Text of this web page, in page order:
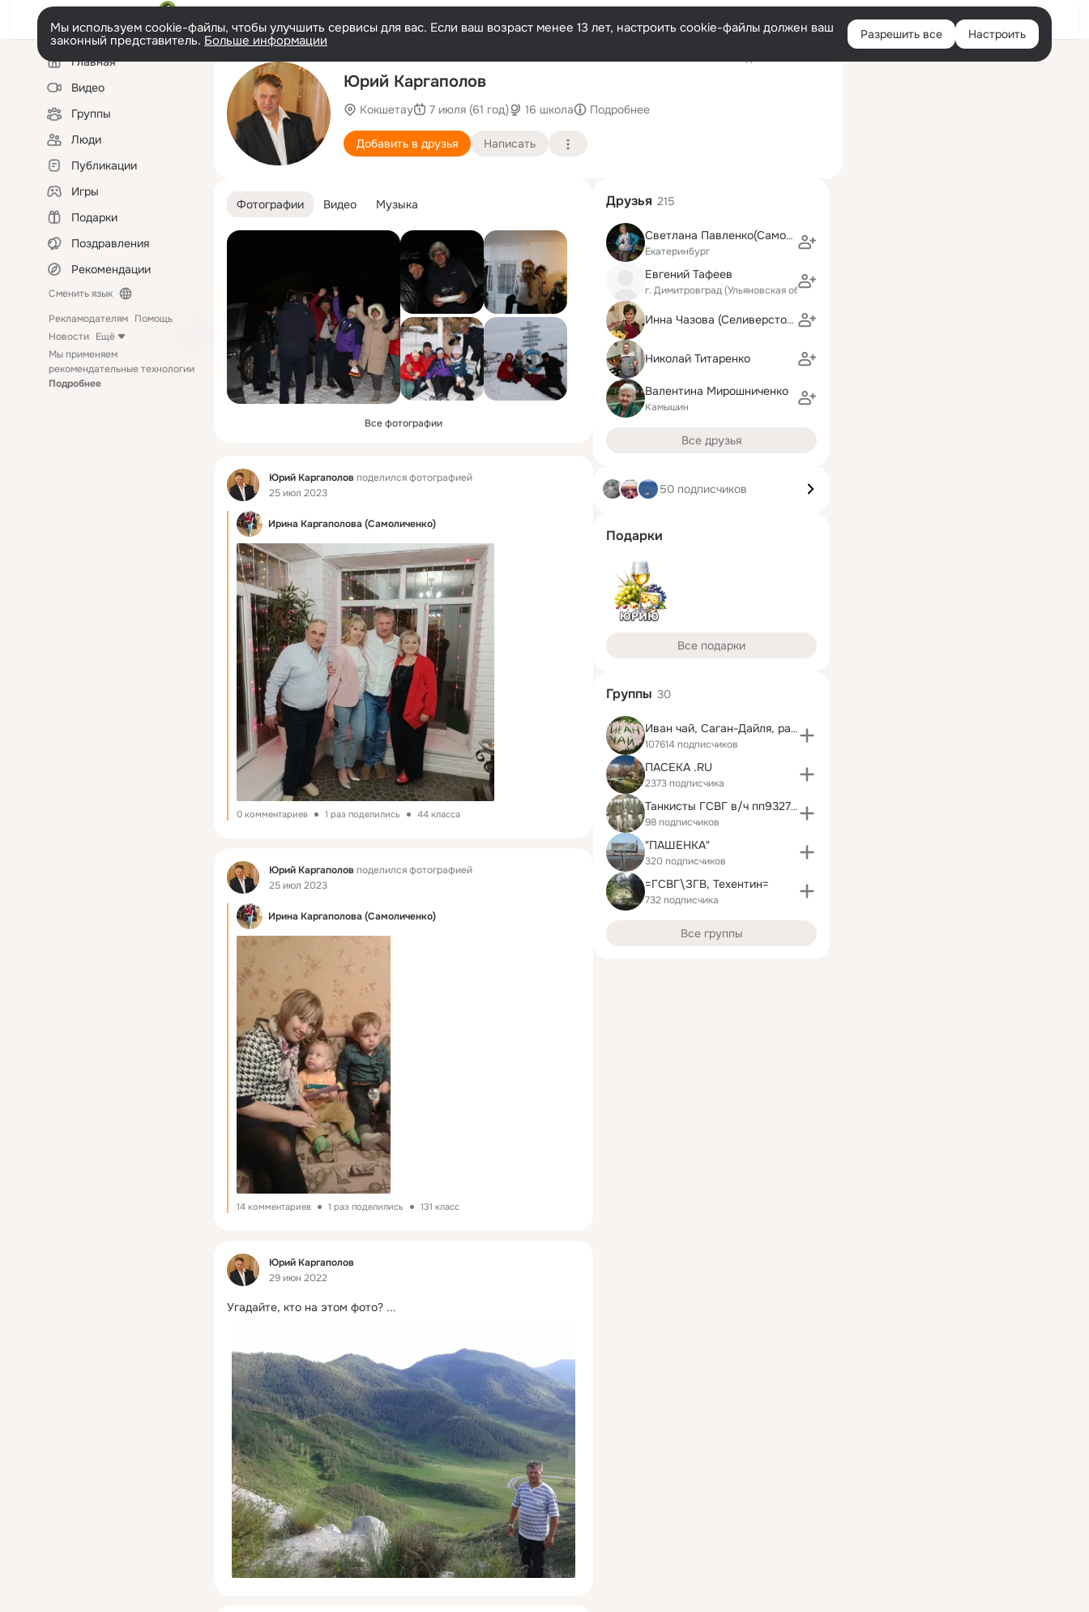
Войти
Мы используем cookie-файлы, чтобы улучшить сервисы для вас. Если ваш возраст менее 13 лет, настроить cookie-файлы должен ваш
законный представитель. Больше информации Разрешить все Настроить
Левая
колонкаГлавная
Видео
Группы
Люди
Публикации
Игры
Подарки
Поздравления
Рекомендации
Сменить язык
Рекламодателям Помощь
Новости Ещё
Мы применяем
рекомендательные технологии
Подробнее
Юрий Каргаполов
Кокшетау 7 июля (61 год) 16 школа Подробнее
Добавить в друзья Написать
Фотографии Видео Музыка
Все фотографии
Фид Юрий Каргаполов поделился фотографией
25 июл 2023
Ирина Каргаполова (Самоличенко)
0 комментариев 1 раз поделились 44 класса
Фид Юрий Каргаполов поделился фотографией
25 июл 2023
Ирина Каргаполова (Самоличенко)
14 комментариев 1 раз поделились 131 класс
Фид
Юрий Каргаполов
29 июн 2022
Угадайте, кто на этом фото? ...
Друзья 215
Светлана Павленко(Самойличенко)
Екатеринбург
Евгений Тафеев
г. Димитровград (Ульяновская область)
Инна Чазова (Селиверстова)
Николай Титаренко
Валентина Мирошниченко
Камышин
Все друзья
50 подписчиков
Подарки
Все подарки
Группы 30
Иван чай, Саган-Дайля, разведение Кипрея
107614 подписчиков
ПАСЕКА .RU
2373 подписчика
Танкисты ГСВГ в/ч пп93273 Весна 1985-1987 3 Т.Р
98 подписчиков
"ПАШЕНКА"
320 подписчиков
=ГСВГ\ЗГВ, Техентин=
732 подписчика
Все группы